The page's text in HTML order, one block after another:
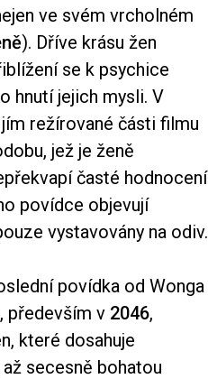
ve svém vrcholném
). Dříve krásu žen
se k psychice
hnutí jejich mysli. V
režírované části filmu
jež je ženě
časté hodnocení
povídce objevují
vystavovány na odiv.
povídka od Wonga
především v 2046,
které dosahuje
secesně bohatou